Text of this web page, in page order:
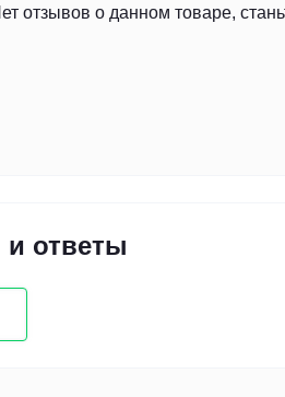
отзывов о данном товаре,
ответы